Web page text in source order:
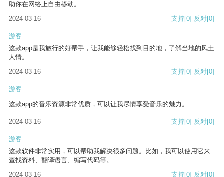
助你在网络上自由移动。
2024-03-16
支持[0] 反对[0]
游客
这款app是我旅行的好帮手，让我能够轻松找到目的地，了解当地的风土
人情。
2024-03-16
支持[0] 反对[0]
游客
这款app的音乐资源非常优质，可以让我尽情享受音乐的魅力。
2024-03-16 支持[0] 反对[0]
游客
这款软件非常实用，可以帮助我解决很多问题。比如，我可以使用它来
查找资料、翻译语言、编写代码等。
2024-03-16
支持[0] 反对[0]